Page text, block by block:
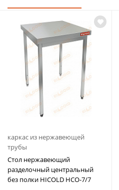
каркас из нержавеющей
трубы
Стол нержавеющий
разделочный центральный
без полки HICOLD НСО-7/7